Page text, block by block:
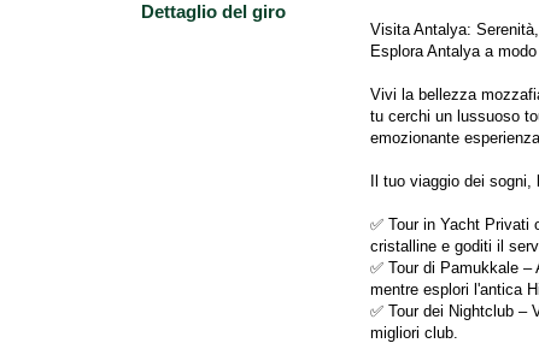
Dettaglio del giro
Visita Antalya:
Esplora Antalya a
Vivi la bellezza
tu cerchi un lussuoso
emozionante
Il tuo viaggio dei
✅ Tour in Yacht Privati
cristalline e goditi il
✅ Tour di Pamukkale
mentre esplori l'antica
✅ Tour dei Nightclub –
migliori club.